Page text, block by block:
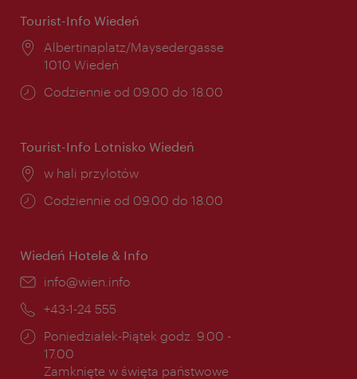
Tourist-Info Wiedeń
Miejsce:
Albertinaplatz/Maysedergasse
1010 Wiedeń
Godziny
Codziennie od 09.00 do 18.00
Tourist-Info Lotnisko Wiedeń
Miejsce:
w hali przylotów
Godziny
Codziennie od 09.00 do 18.00
Wiedeń Hotele & Info
E-
info@wien.info
Telefon:
+43-1-24 555
Godziny
otwarcia:
Poniedziałek-Piątek godz. 9.00 -
17.00
Zamknięte w święta państwowe